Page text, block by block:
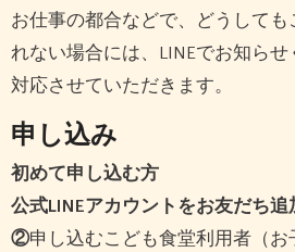
お仕事の都合などで、どうして
れない場合には、LINEでお知ら
対応させていただきます。
申し込み
初めて申し込む方
公式LINEアカウントをお友だち追
②申し込むこども食堂利用者（